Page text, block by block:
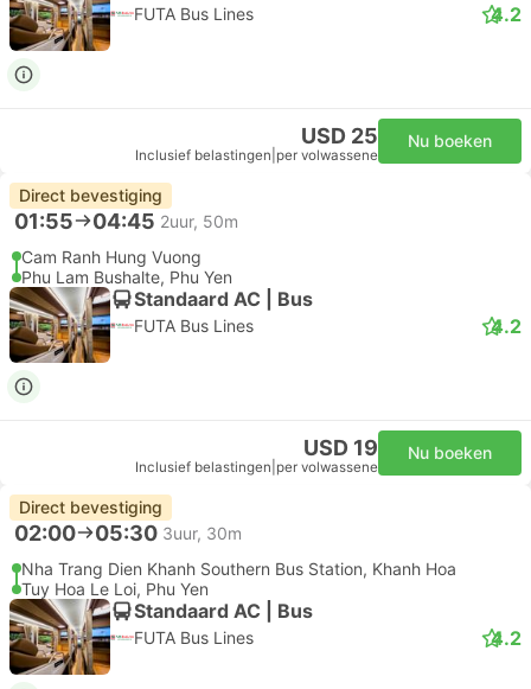
FUTA Bus Lines 4.2
USD 25
Inclusief belastingen per volwassene
Nu boeken
Direct bevestiging
01:55 04:45 2uur, 50m
Cam Ranh Hung Vuong
Phu Lam Bushalte, Phu Yen
Standaard AC | Bus
FUTA Bus Lines 4.2
USD 19
Inclusief belastingen per volwassene
Nu boeken
Direct bevestiging
02:00 05:30 3uur, 30m
Nha Trang Dien Khanh Southern Bus Station, Khanh Hoa
Tuy Hoa Le Loi, Phu Yen
Standaard AC | Bus
FUTA Bus Lines 4.2